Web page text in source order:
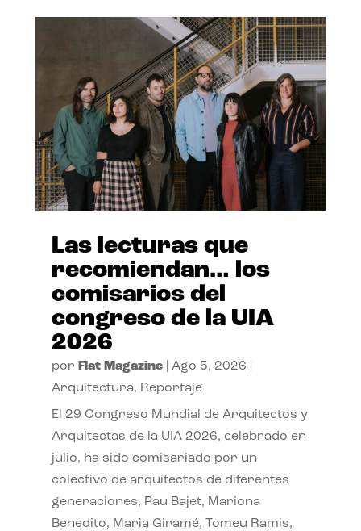
Las lecturas que
recomiendan… los
comisarios del
congreso de la UIA
2026
por Flat Magazine| Ago 5, 2026
Arquitectura, Reportaje
El 29 Congreso Mundial de Arquitectos y
Arquitectas de la UIA 2026, celebrado en
julio, ha sido comisariado por un
colectivo de arquitectos de diferentes
generaciones, Pau Bajet, Mariona
Benedito, Maria Giramé, Tomeu Ramis,